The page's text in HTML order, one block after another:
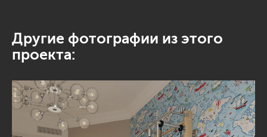
Другие фотографии из этого
проекта: